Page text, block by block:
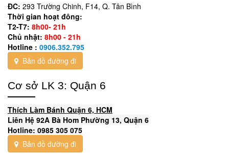
ĐC: 293 Trường Chinh, F14, Q. Tân Bình
Thời gian hoạt đông:
T2-T7: 8h00- 21h
Chủ nhật: 8h00 - 21h
Hotline : 0906.352.795
Bản đồ đường đi
Cơ sở LK 3: Quận 6
Thích Làm Bánh Quận 6, HCM
Liên Hệ 92A Bà Hom Phường 13, Quận 6
Hotline: 0985 305 075
Bản đồ đường đi